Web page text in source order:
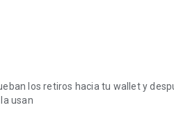
los retiros hacia tu wallet y
usan